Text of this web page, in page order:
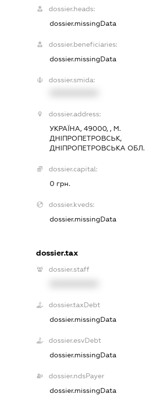
dossier.heads:
dossier.missingData
dossier.beneficiaries:
dossier.missingData
dossier.smida:
dossier.address:
УКРАЇНА, 49000, , М.
ДНІПРОПЕТРОВСЬК,
ДНІПРОПЕТРОВСЬКА ОБЛ.
dossier.capital:
0 грн.
dossier.kveds:
dossier.missingData
dossier.tax
dossier.staff
dossier.taxDebt
dossier.missingData
dossier.esvDebt
dossier.missingData
dossier.ndsPayer
dossier.missingData